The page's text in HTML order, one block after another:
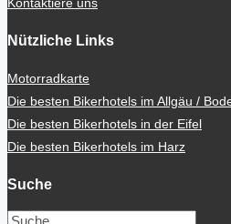
Nützliche Links
Motorradkarte
Die besten Bikerhotels im Allgäu /
Die besten Bikerhotels in der Eifel
Die besten Bikerhotels im Harz
Suche